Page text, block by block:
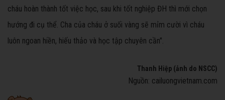
cháu hoàn thành tốt việc học, sau khi tốt nghiệp ĐH thì mới chọn
hướng đi cụ thể. Cha của cháu ở suối vàng sẽ mỉm cười vì cháu
luôn ngoan hiền, hiếu thảo và học tập chuyên cần".
Thanh Hiệp (ảnh do NSCC)
Nguồn: cailuongvietnam.com